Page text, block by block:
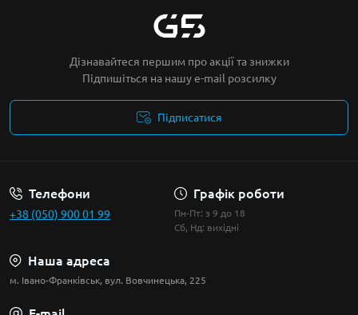
Дізнавайтеся першим про акції та знижки
Підпишіться на нашу e-mail розсилку
Підписатися
Телефони
+38 (050) 900 01 99
Графік роботи
Пн-Пт: з 9 до 18
Сб, Нд: вихідні
Наша адреса
м. Івано-Франківськ, вул. Вовчинецька, 225